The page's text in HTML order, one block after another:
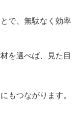
で、無駄なく効率
を選べば、見た目
もつながります。